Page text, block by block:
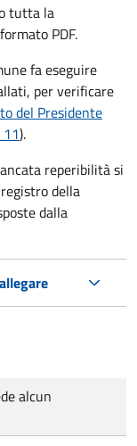
tutta la
PDF.
fa eseguire
per verificare
del Presidente
).
reperibilità si
della
dalla
alcun